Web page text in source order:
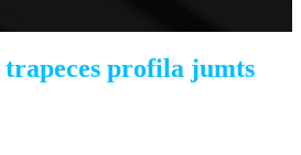
trapeces profila jumts